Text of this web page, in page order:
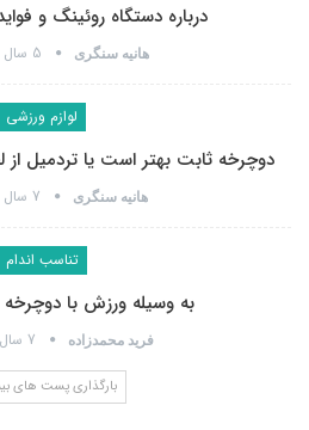
درباره دستگاه روئینگ و
هانیه سنگری 5 سال پیش
لوازم ورزشی
دوچرخه ثابت بهتر است یا تردمیل
هانیه سنگری 7 سال پیش
تناسب اندام
به وسیله ورزش با دوچرخه
فرید محمدزاده 7 سال پیش
بارگذاری پست های